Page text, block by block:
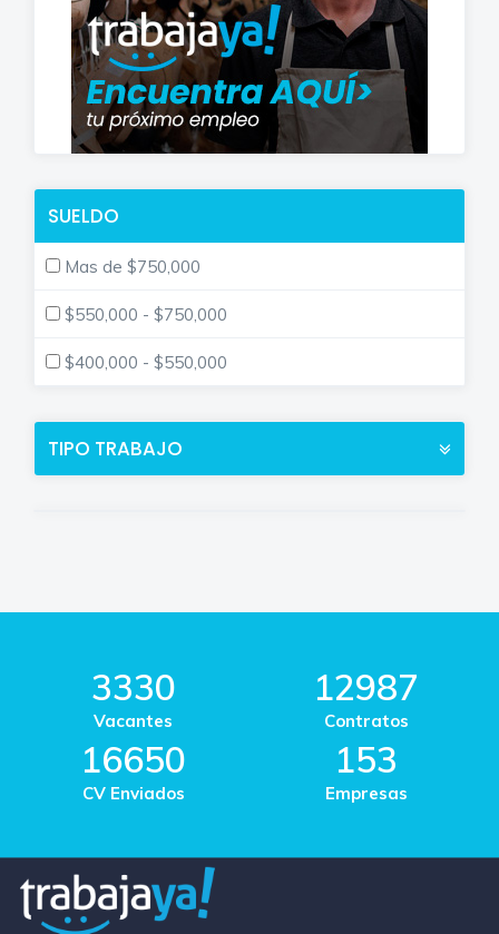
SUELDO
Mas de $750,000
$550,000 - $750,000
$400,000 - $550,000
TIPO TRABAJO
3330
Vacantes
12987
Contratos
16650
CV Enviados
153
Empresas